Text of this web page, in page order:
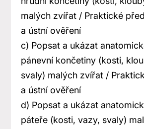
malých zvířat / Praktické
a ústní ověření
c) Popsat a ukázat
pánevní končetiny (kosti,
svaly) malých zvířat /
a ústní ověření
d) Popsat a ukázat
páteře (kosti, vazy, svaly)